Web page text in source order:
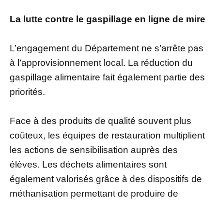
La lutte contre le gaspillage en ligne de mire
L’engagement du Département ne s’arrête pas
à l’approvisionnement local. La réduction du
gaspillage alimentaire fait également partie des
priorités.
Face à des produits de qualité souvent plus
coûteux, les équipes de restauration multiplient
les actions de sensibilisation auprès des
élèves. Les déchets alimentaires sont
également valorisés grâce à des dispositifs de
méthanisation permettant de produire de